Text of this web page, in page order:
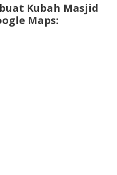
Kubah Masjid
Maps: